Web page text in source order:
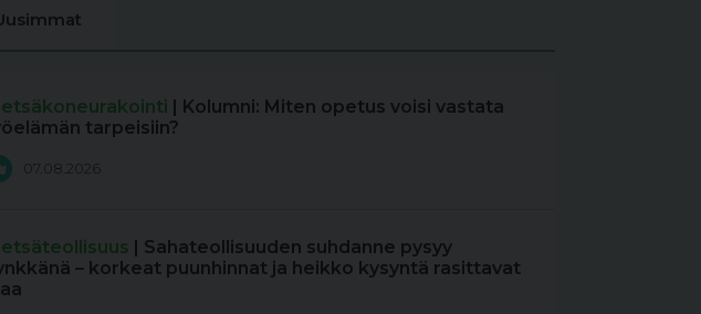
| Kolumni: Miten opetus voisi vastata
tarpeisiin?
07.08.2026
| Sahateollisuuden suhdanne pysyy
– korkeat puunhinnat ja heikko kysyntä rasittavat